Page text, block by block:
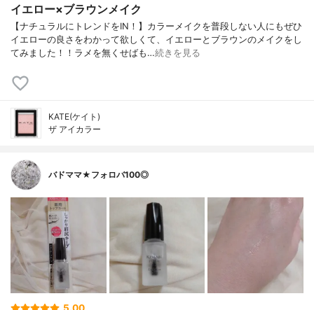
イエロー×ブラウンメイク
【ナチュラルにトレンドをIN！】カラーメイクを普段しない人にもぜひ
イエローの良さをわかって欲しくて、イエローとブラウンのメイクをし
てみました！！ラメを無くせばも…続きを見る
KATE(ケイト)
ザ アイカラー
バドママ★フォロバ100◎